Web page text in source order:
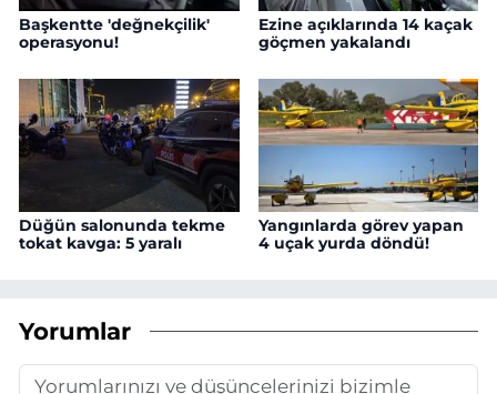
Başkentte 'değnekçilik'
operasyonu!
Ezine açıklarında 14 kaçak
göçmen yakalandı
Düğün salonunda tekme
tokat kavga: 5 yaralı
Yangınlarda görev yapan
4 uçak yurda döndü!
Yorumlar